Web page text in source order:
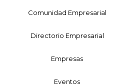
Comunidad Empresarial
Directorio Empresarial
Empresas
Eventos